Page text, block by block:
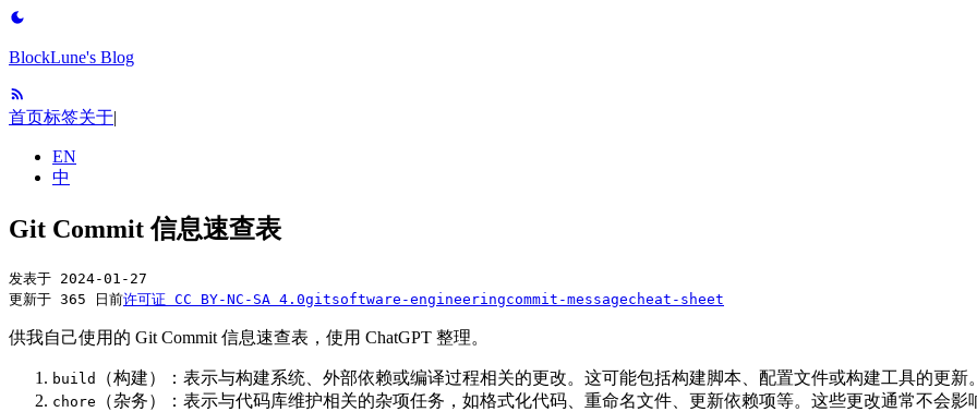
BlockLune's Blog
首页标签关于|
EN
中
Git Commit 信息速查表
发表于 2024-01-27
更新于 365 日前许可证 CC BY-NC-SA 4.0gitsoftware-engineeringcommit-messagecheat-sheet
供我自己使用的 Git Commit 信息速查表，使用 ChatGPT 整理。
build （构建）：表示与构建系统、外部依赖或编译过程相关的更改。这可能包括构建脚本、配置文件或构建工具的更新
chore （杂务）：表示与代码库维护相关的杂项任务，如格式化代码、重命名文件、更新依赖项等。这些更改通常不会影